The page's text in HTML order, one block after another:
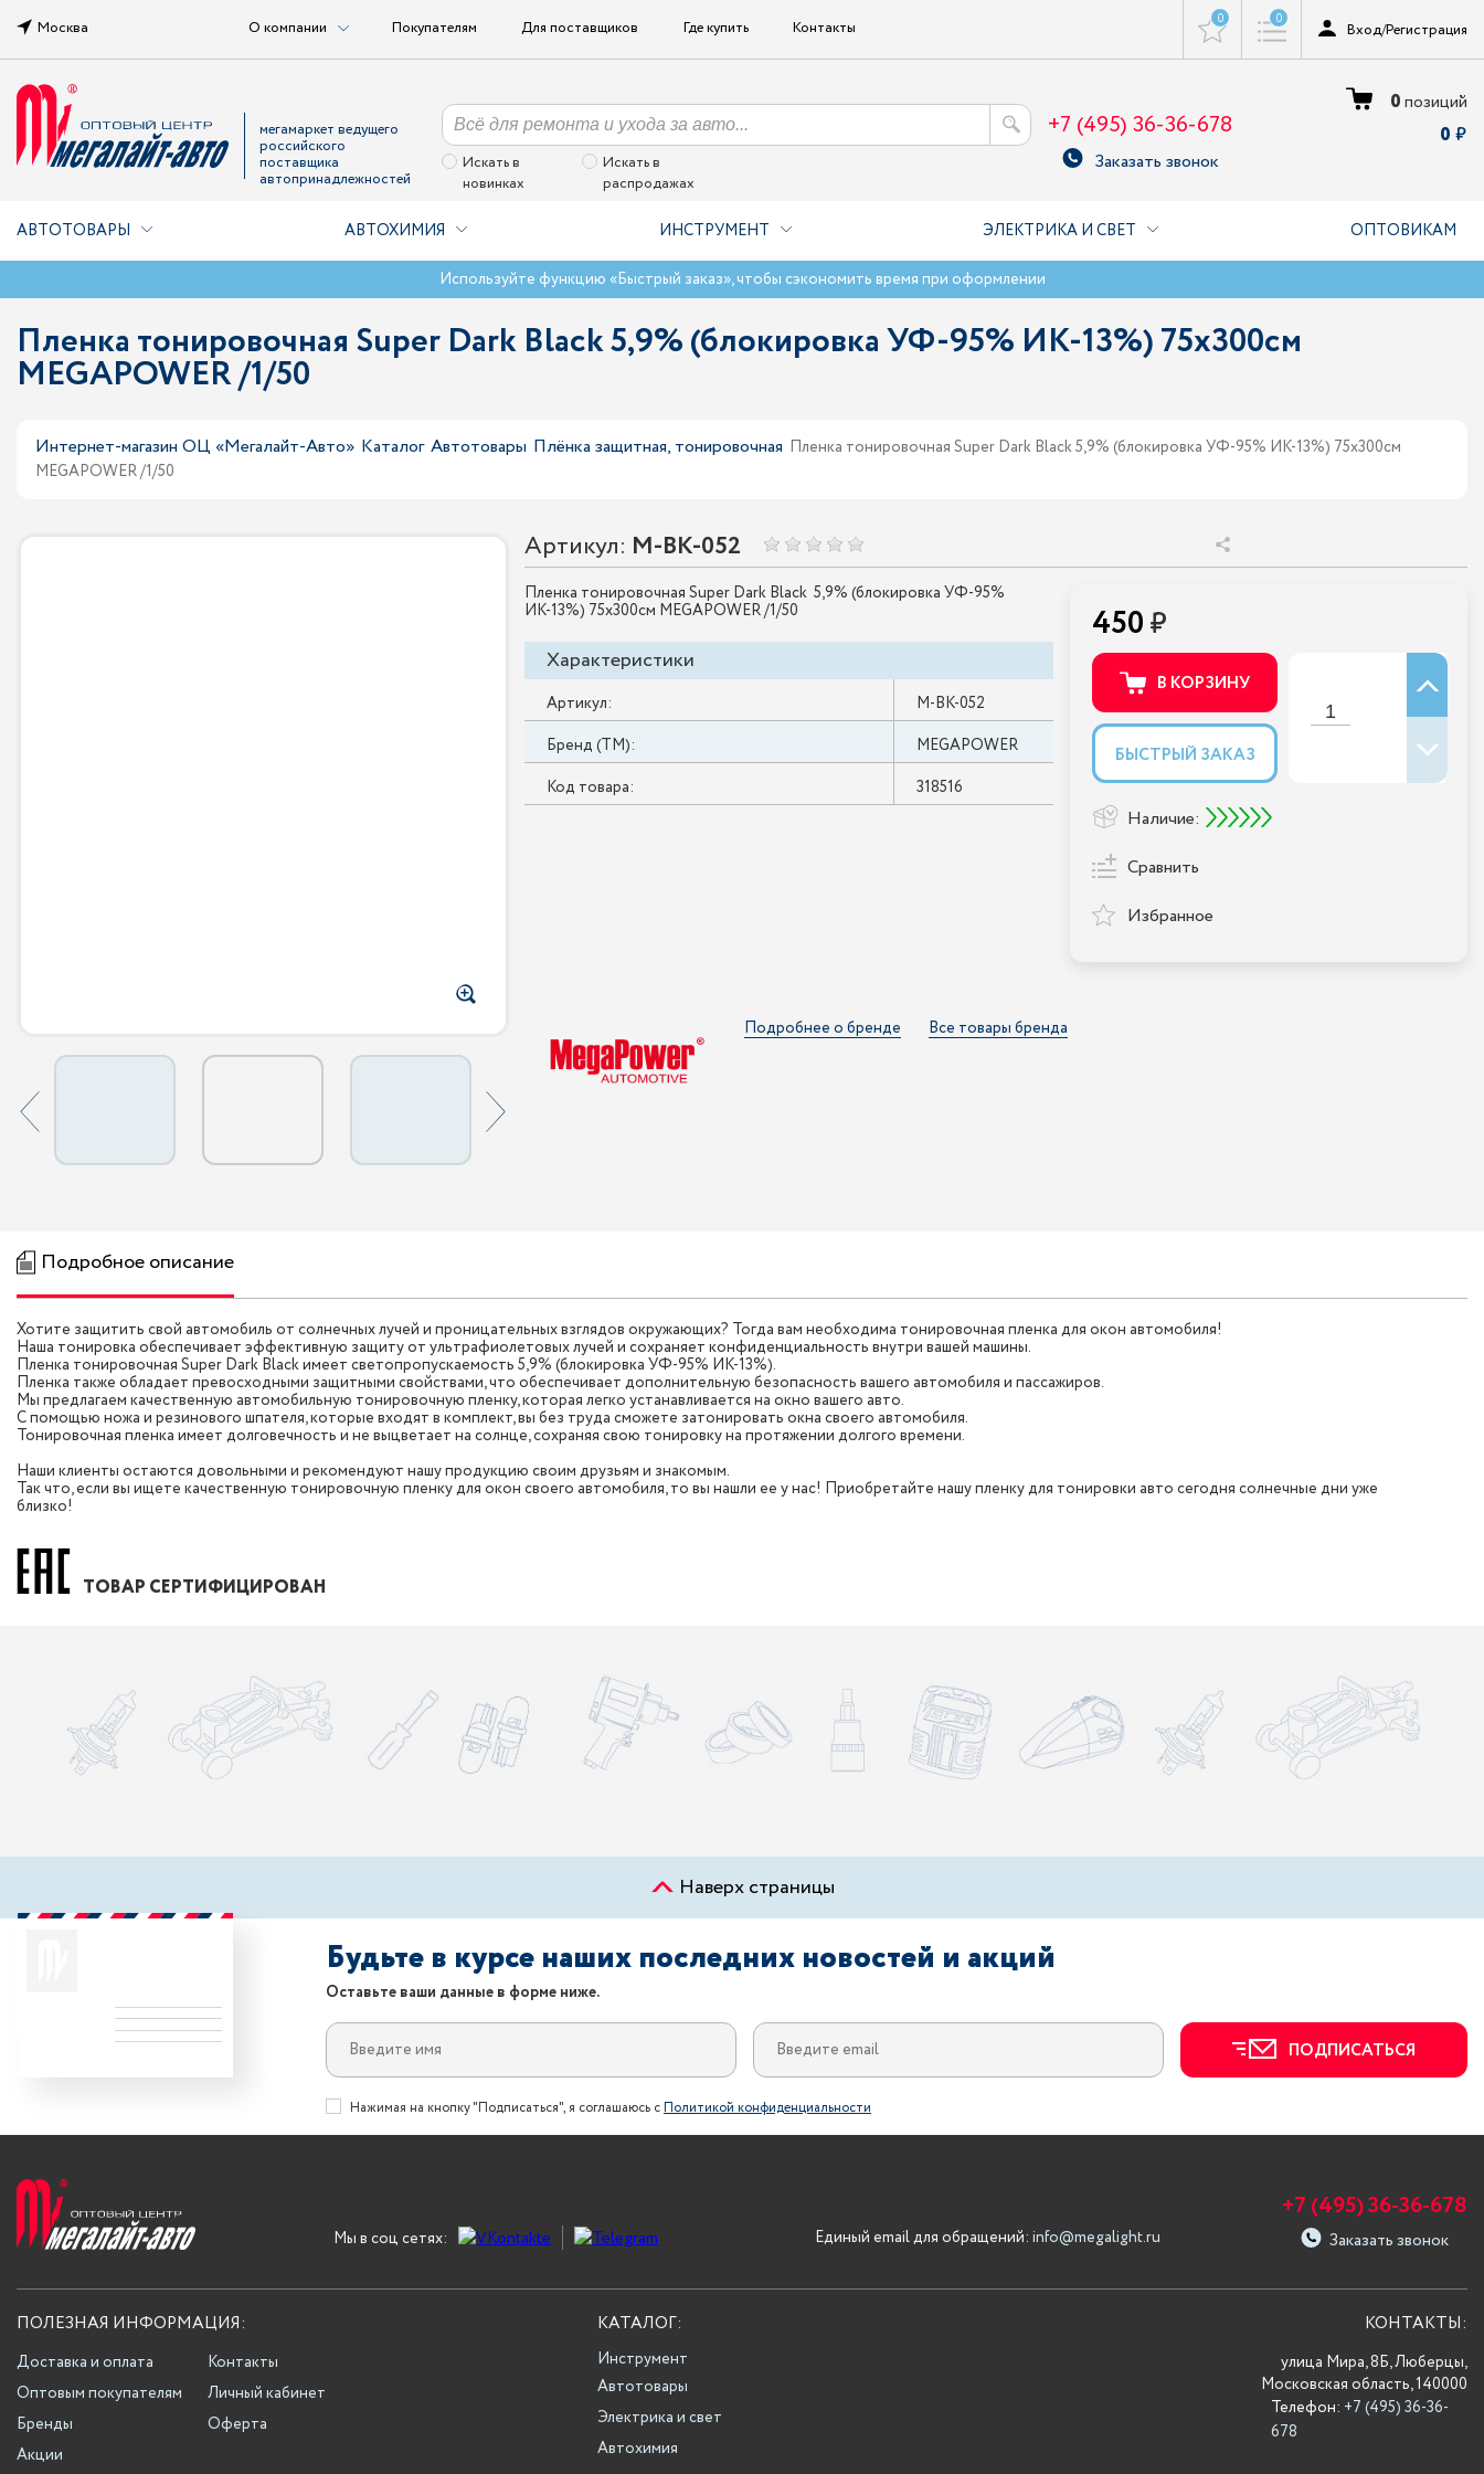
Москва О компании Покупателям Для поставщиков Где купить Контакты 0 0
Вход/Регистрация
мегамаркет ведущего
российского
поставщика
автопринадлежностей
Искать в
новинках
Искать в
распродажах
+7 (495) 36-36-678
Заказать звонок
0позиций
0
АВТОТОВАРЫ АВТОХИМИЯ ИНСТРУМЕНТ ЭЛЕКТРИКА И СВЕТ ОПТОВИКАМ
Используйте функцию «Быстрый заказ», чтобы сэкономить время при оформлении
Пленка тонировочная Super Dark Black 5,9% (блокировка УФ-95% ИК-13%) 75х300см
MEGAPOWER /1/50
Интернет-магазин ОЦ «Мегалайт-Авто» Каталог Автотовары Плёнка защитная, тонировочная Пленка тонировочная Super Dark Black 5,9% (блокировка УФ-95% ИК-13%) 75х300см
MEGAPOWER /1/50
Артикул: M-BK-052
Пленка тонировочная Super Dark Black 5,9% (блокировка УФ-95%
ИК-13%) 75х300см MEGAPOWER /1/50
Характеристики
Артикул:
M-BK-052
Бренд (ТМ):
MEGAPOWER
Код товара:
318516
450
В КОРЗИНУ
БЫСТРЫЙ ЗАКАЗ
Наличие:
Сравнить
Избранное
Подробнее о бренде Все товары бренда
Подробное описание
Хотите защитить свой автомобиль от солнечных лучей и проницательных взглядов окружающих? Тогда вам необходима тонировочная пленка для окон автомобиля!
Наша тонировка обеспечивает эффективную защиту от ультрафиолетовых лучей и сохраняет конфиденциальность внутри вашей машины.
Пленка тонировочная Super Dark Black имеет светопропускаемость 5,9% (блокировка УФ-95% ИК-13%).
Пленка также обладает превосходными защитными свойствами, что обеспечивает дополнительную безопасность вашего автомобиля и пассажиров.
Мы предлагаем качественную автомобильную тонировочную пленку, которая легко устанавливается на окно вашего авто.
С помощью ножа и резинового шпателя, которые входят в комплект, вы без труда сможете затонировать окна своего автомобиля.
Тонировочная пленка имеет долговечность и не выцветает на солнце, сохраняя свою тонировку на протяжении долгого времени.
Наши клиенты остаются довольными и рекомендуют нашу продукцию своим друзьям и знакомым.
Так что, если вы ищете качественную тонировочную пленку для окон своего автомобиля, то вы нашли ее у нас! Приобретайте нашу пленку для тонировки авто сегодня солнечные дни уже
близко!
ТОВАР СЕРТИФИЦИРОВАН
Наверх страницы
Будьте в курсе наших последних новостей и акций
Оставьте ваши данные в форме ниже.
ПОДПИСАТЬСЯ
Нажимая на кнопку "Подписаться", я соглашаюсь сПолитикой конфиденциальности
Мы в соц сетях: Единый email для обращений: info@megalight.ru
+7 (495) 36-36-678
Заказать звонок
ПОЛЕЗНАЯ ИНФОРМАЦИЯ:
Доставка и оплата
Оптовым покупателям
Бренды
Акции
Контакты
Личный кабинет
Оферта
КАТАЛОГ:
Инструмент
Автотовары
Электрика и свет
Автохимия
КОНТАКТЫ:
улица Мира, 8Б, Люберцы,
Московская область, 140000
Телефон: +7 (495) 36-36-
678